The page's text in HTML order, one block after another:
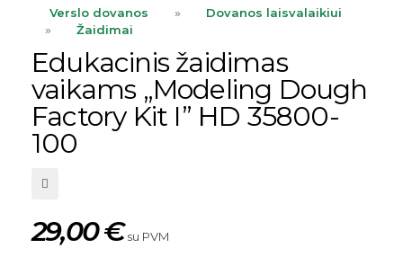
Verslo dovanos »
Dovanos laisvalaikiui
»
Žaidimai
Edukacinis žaidimas
vaikams „Modeling Dough
Factory Kit I” HD 35800-
100
29,00€ su PVM